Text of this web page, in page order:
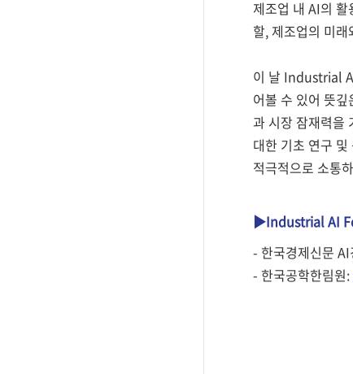
제조업 내 AI의 활
할, 제조업의 미
이 날 Industrial
어볼 수 있어 뜻
과 시장 잠재력을
대한 기초 연구
적극적으로 소통
▶Industrial AI
- 한국경제신문
- 한국공학한림원: